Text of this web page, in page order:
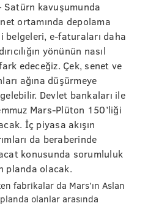
Satürn kavuşumunda
ortamında depolama
belgeleri, e-faturaları daha
yönünün nasıl
edeceğiz. Çek, senet ve
ağına düşürmeye
Devlet bankaları ile
Mars-Plüton 150’liği
İç piyasa akışın
da beraberinde
konusunda sorumluluk
planda olacak.
fabrikalar da Mars’ın Aslan
olanlar arasında